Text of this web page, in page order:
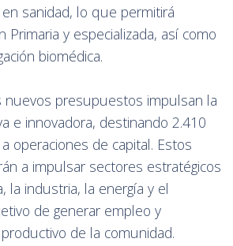
sanidad, lo que permitirá
Primaria y especializada, así como
biomédica.
nuevos presupuestos impulsan la
e innovadora, destinando 2.410
operaciones de capital. Estos
a impulsar sectores estratégicos
la industria, la energía y el
de generar empleo y
de la comunidad.